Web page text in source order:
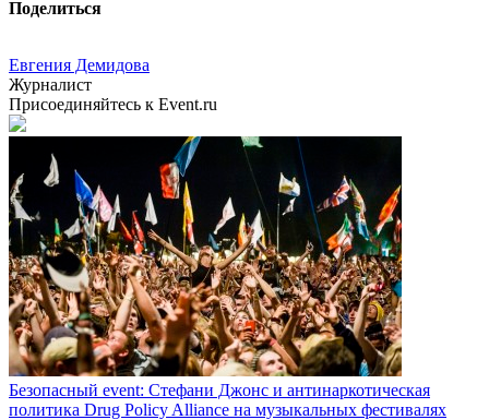
Поделиться
Евгения Демидова
Журналист
Присоединяйтесь к Event.ru
Безопасный event: Стефани Джонс и антинаркотическая
политика Drug Policy Alliance на музыкальных фестивалях